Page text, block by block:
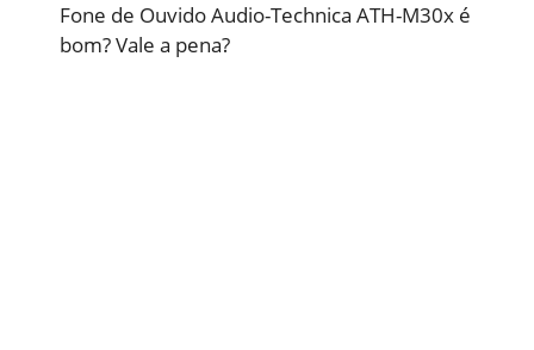
Fone de Ouvido Audio-Technica ATH-M30x é
bom? Vale a pena?